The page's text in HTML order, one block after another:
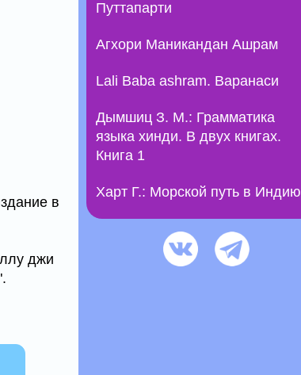
в
джи
Путтапарти
Агхори Маникандан Ашрам
Lali Baba ashram. Варанаси
Дымшиц З. М.: Грамматика
языка хинди. В двух книгах.
Книга 1
Харт Г.: Морской путь в Индию